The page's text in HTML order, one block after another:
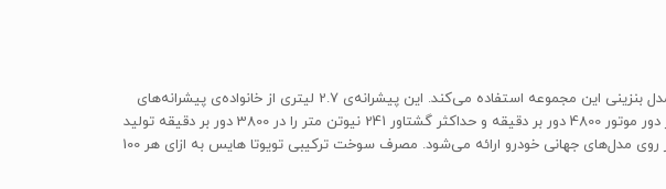
چند پیشرانه‌ی مختلف در هر دو نوع بنزینی و دیزلی برای تویوتا هایس در نظر گرفته شده است که مدل داخلی خودرو از مدل بنزینی این مجموعه استفاده می‌کند. این پیشرانه‌ی 2.7 لیتری از خانواده‌ی پیشرانه‌های
Toyota TR با کد 2TR-FE است که با آرایش چهار سیلندر خطی (I4) و 16 سوپاپ می‌تواند حداکثر توان 149 اسب بخار در دور موتور 4800 دور بر دقیقه و حداکثر گشتاور 241 نیوتن متر را در 3800 دور بر دقیقه تولید
کند. در کنار این پیشرانه، از یک گیربکس اتوماتیک چهار سرعته استفاده شده است و گیربکس دستی پنج سرعته هم بر روی مدل‌های جهانی خودرو ارائه می‌شود. مصرف سوخت ترکیبی تویوتا هایس به ازای هر 100